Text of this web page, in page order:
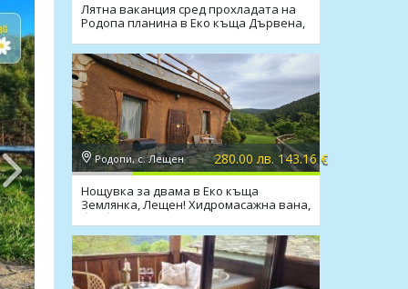
Лятна ваканция сред прохладата на
Родопа планина в Еко къща Дървена,
Родопи, с. Лещен 280.00 лв. 143.16 €
Нощувка за двама в Еко къща
Землянка, Лещен! Хидромасажна вана,
барбекю, камина